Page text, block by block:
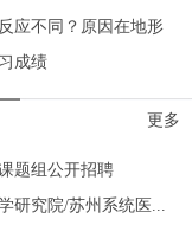
应不同？原因在地形
成绩
更多
题组公开招聘
研究院/苏州系统医...